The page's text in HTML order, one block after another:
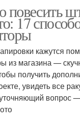
повесить
17
кажутся
из магазина —
получить
увидеть все
вопрос